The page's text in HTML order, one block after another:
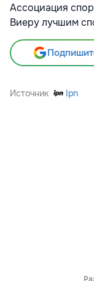
Ассоциация
Виеру лучшим
Источник Ipn